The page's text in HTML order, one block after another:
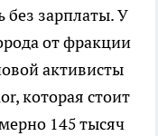
без зарплаты. У
от фракции
активисты
которая стоит
145 тысяч